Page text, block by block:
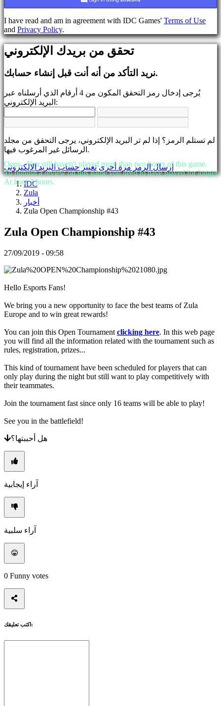
الدخول
نسيت
رقمك
السري؟
تغيير
AR
BS
CS
EL
EN
ES
FI
FR
HR
NO
PT
RO
RU
SR
SV
TR
UK
ZH
اللعبة
اللعبة
اللعب
أحداث
اللعبة
وسائط
I have read and am in agreement with IDC Games' Terms of Use
and Privacy Policy.
تحقق من بريدك الإلكتروني
نريد التأكد من أنه أنت قبل إنشاء حسابك.
يُرجى إدخال رمز التحقق المكون من 4 أرقام الذي أرسلناه عبر
البريد الإلكتروني:
لم تستلم الرمز؟ إذا لم تر البريد الإلكتروني، يرجى التحقق من مجلد
الرسائل غير المرغوب فيها.
إرسال الرمز مرة أخرى تغيير حساب البريد الإلكتروني
IDC
Zula
أخبار
Zula Open Championship #43
Zula Open Championship #43
27/09/2019 - 09:58
Hello Esports Fans!
We bring you a new opportunity to face the best teams of Zula
Europe and to win great rewards!
You can join this Open Tournament clicking here. In this web page
you will find all the information related with the tournament such as
rules, registration, prizes...
This kind of tournament have been scheduled for players that can
only play during the night but still want to play competitively with
their teammates.
Join the tournament fast since only 16 teams will be able to play!
See you in the battlefield!
هل أحببتها؟
آراء إيجابية
آراء سلبية
0 Funny votes
اكتب تعليقك:
Oops...You still haven't played more than two hours of this game.
To publish a review on this game you need to have played for
At least 2 hours.